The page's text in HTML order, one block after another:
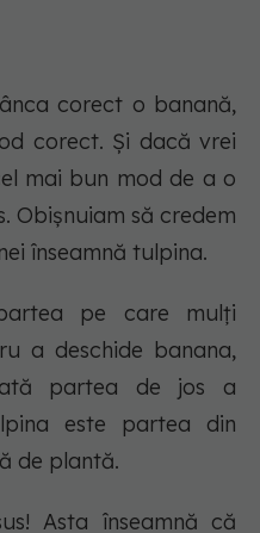
corect o banană,
corect. Și dacă vrei
mai bun mod de a o
Obișnuiam să credem
înseamnă tulpina.
pe care mulți
a deschide banana,
partea de jos a
este partea din
de plantă.
Asta înseamnă că